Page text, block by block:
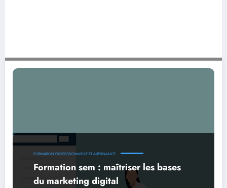
Formation sem : maîtriser les bases du marketing digital
FORMATION PROFESSIONNELLE ET ALTERNANCE
Formation sem : maîtriser les bases
du marketing digital